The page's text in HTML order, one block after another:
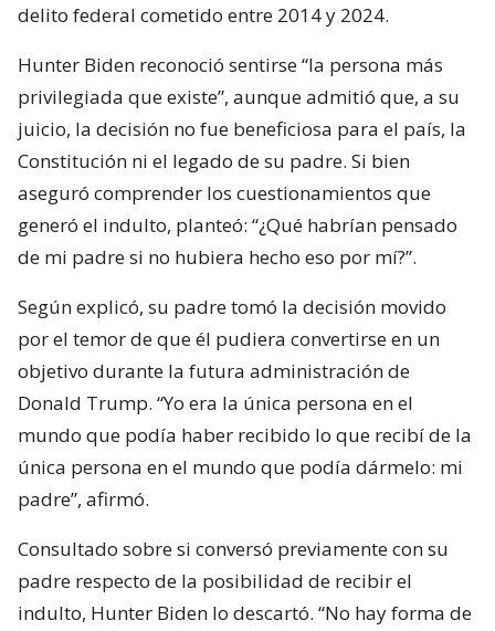
delito federal cometido entre 2014 y 2024.
Hunter Biden reconoció sentirse “la persona más
privilegiada que existe”, aunque admitió que, a su
juicio, la decisión no fue beneficiosa para el país, la
Constitución ni el legado de su padre. Si bien
aseguró comprender los cuestionamientos que
generó el indulto, planteó: “¿Qué habrían pensado
de mi padre si no hubiera hecho eso por mí?”.
Según explicó, su padre tomó la decisión movido
por el temor de que él pudiera convertirse en un
objetivo durante la futura administración de
Donald Trump. “Yo era la única persona en el
mundo que podía haber recibido lo que recibí de la
única persona en el mundo que podía dármelo: mi
padre”, afirmó.
Consultado sobre si conversó previamente con su
padre respecto de la posibilidad de recibir el
indulto, Hunter Biden lo descartó. “No hay forma de